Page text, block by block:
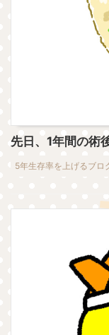
先日、1年間の術
5年生存率を上げるブロ